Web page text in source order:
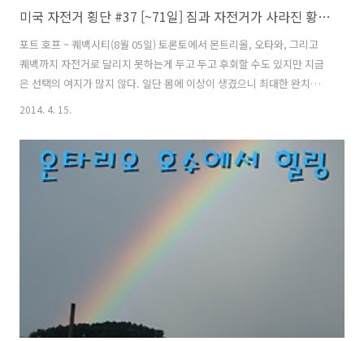
미국 자전거 횡단 #37 [~71일] 짐과 자전거가 사라진 황당 사건
포트 호프 ~ 퀘백시티(8월 05일) 토론토에서 몬트리올, 오타와, 그리고
퀘백까지 자전거로 달리지 못하는게 두고 두고 후회할 수도 있지만 지금
은 선택의 여지가 많지 않다. 일단 몸에 이상이 생겼으니 최대한 완치가
우선이기에 더는 생각할 것도 없이 기차를 타고 이동해야 겠다는 결론을
다. 아무튼 오늘 코버그(Cobourg)까지는 자전거를 타고 제시간에 가야
퀘백(Québec)까지 기차를 타고 갈 수 있다. 빨리 서둘러야 한다. 3일동
안 있으면서 정이 들었는데 이제 고양이들과도 헤어져야 한다. 처음 왔을
2014. 4. 15.